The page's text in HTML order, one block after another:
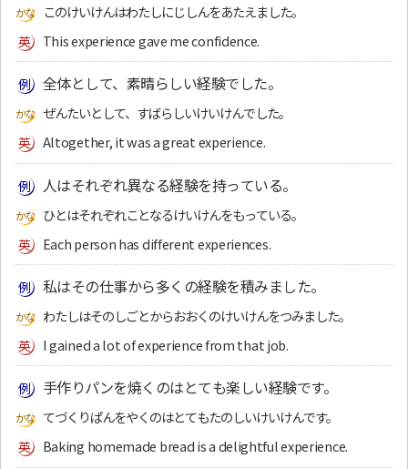
このけいけんはわたしにじしんをあたえました。
This experience gave me confidence.
全体として、素晴らしい経験でした。
ぜんたいとして、すばらしいけいけんでした。
Altogether, it was a great experience.
人はそれぞれ異なる経験を持っている。
ひとはそれぞれことなるけいけんをもっている。
Each person has different experiences.
私はその仕事から多くの経験を積みました。
わたしはそのしごとからおおくのけいけんをつみました。
I gained a lot of experience from that job.
手作りパンを焼くのはとても楽しい経験です。
てづくりぱんをやくのはとてもたのしいけいけんです。
Baking homemade bread is a delightful experience.